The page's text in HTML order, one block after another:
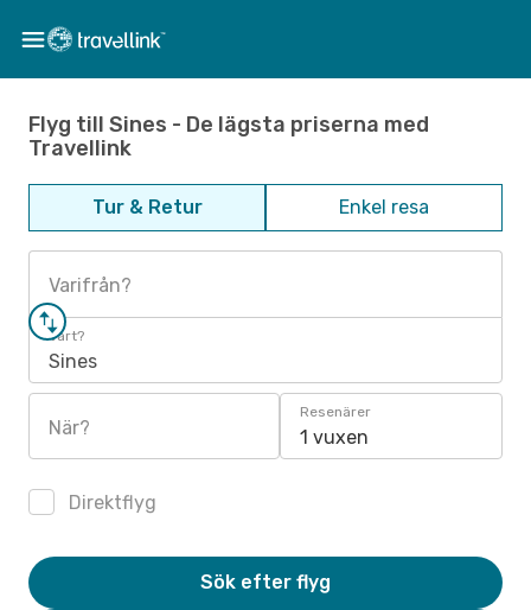
Flyg till Sines - De lägsta priserna med
Travellink
Tur & Retur Enkel resa
Varifrån?
Vart?
Sines
När?
Resenärer
1 vuxen
Direktflyg
Sök efter flyg